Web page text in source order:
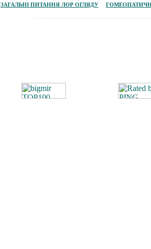
ЗАГАЛЬНІ ПИТАННЯ ЛОР ОГЛЯДУ ГОМЕОПАТИЧ